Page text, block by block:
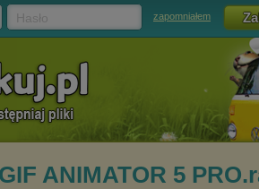
zapomniałem
ANIMATOR 5